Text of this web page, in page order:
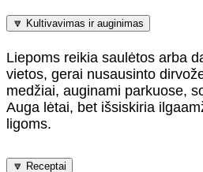
🔽 Kultivavimas ir auginimas
Liepoms reikia saulėtos arba
vietos, gerai nusausinto
medžiai, auginami parkuose,
Auga lėtai, bet išsiskiria
ligoms.
🔽 Receptai